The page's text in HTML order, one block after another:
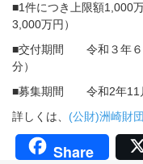
■1件につき上限額1,000
3,000万円）
■交付期間 令和３年６
分）
■募集期間 令和2年11月
詳しくは、 (公財)洲崎財団
Share